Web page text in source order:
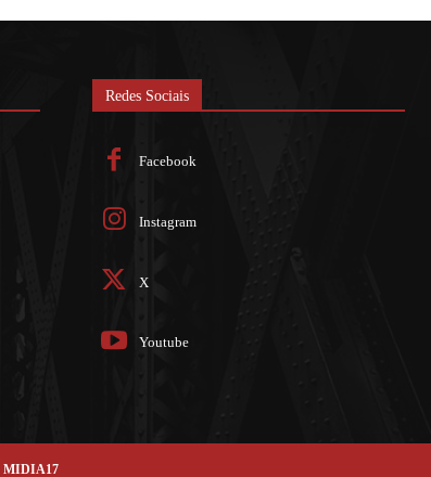
Redes Sociais
Facebook
Instagram
X
Youtube
MIDIA17